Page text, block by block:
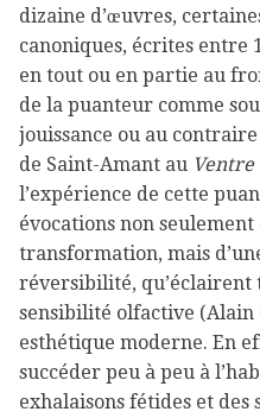
dizaine d’œuvres,
canoniques, écrites entre
en tout ou en partie au
de la puanteur comme
jouissance ou au
de Saint-Amant au Ventre
l’expérience de cette
évocations non seulement
transformation, mais
réversibilité, qu’éclairent
sensibilité olfactive (Alain
esthétique moderne. En
succéder peu à peu à
exhalaisons fétides et des